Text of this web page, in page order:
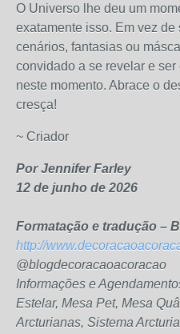
O Universo lhe deu um
exatamente isso. Em vez
cenários, fantasias ou
convidado a se revelar e
neste momento. Abrace o
cresça!
~ Criador
Por Jennifer Farley
12 de junho de 2026
Formatação e tradução –
http://
@blogdecoracaoacoracao
Informações e
Estelar, Mesa Pet, Mesa
Arcturianas, Sistema